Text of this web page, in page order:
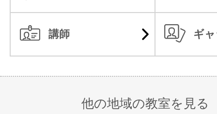
講師 ギ
他の地域の教室を見る